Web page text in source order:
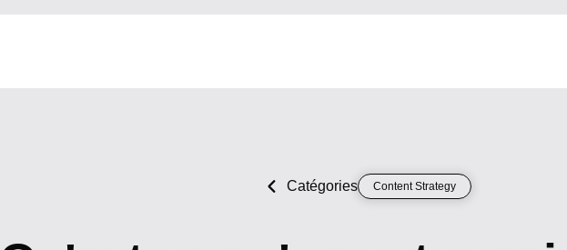
Catégories Content Strategy